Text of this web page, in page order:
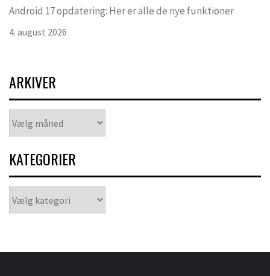
Android 17 opdatering: Her er alle de nye funktioner
4. august 2026
ARKIVER
KATEGORIER